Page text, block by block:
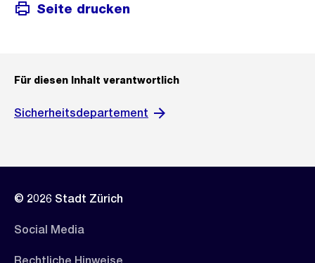
Seite drucken
Für diesen Inhalt verantwortlich
Sicherheitsdepartement
© 2026 Stadt Zürich
Social Media